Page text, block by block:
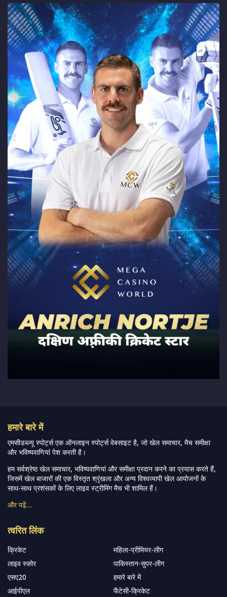
हमारे बारे में
एमसीडब्ल्यू स्पोर्ट्स एक ऑनलाइन स्पोर्ट्स वेबसाइट है, जो खेल समाचार, मैच समीक्षा
और भविष्यवाणियां पेश करती है।
हम सर्वश्रेष्ठ खेल समाचार, भविष्यवाणियां और समीक्षा प्रदान करने का प्रयास करते हैं,
जिसमें खेल बाजारों की एक विस्तृत श्रृंखला और अन्य विश्वव्यापी खेल आयोजनों के
साथ-साथ प्रशंसकों के लिए लाइव स्ट्रीमिंग मैच भी शामिल हैं।
और पढ़ें…
त्वरित लिंक
क्रिकेट
महिला-प्रीमियर-लीग
लाइव स्कोर
पाकिस्तान-सुपर-लीग
एसए20
हमारे बारे में
आईपीएल
फैंटेसी-क्रिकेट